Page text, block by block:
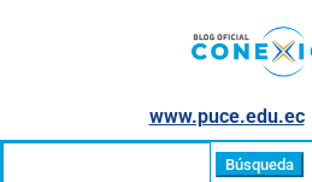
www.puce.edu.ec│